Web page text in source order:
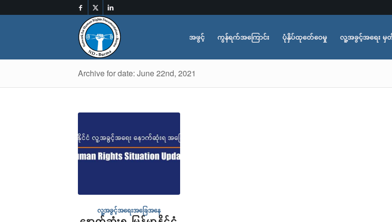
အဖွင့် ကွန်ရက်အကြောင်း ပုံနှိပ်ထုတ်ေဝေမှု လူ့အခွင့်အရေး မှတ်
Archive for date: June 22nd, 2021
လူ့အခွင့်အရေးအခြေအနေ